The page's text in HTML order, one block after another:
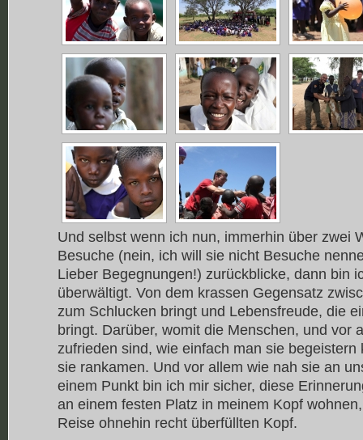
Und selbst wenn ich nun, immerhin über zwei
Besuche (nein, ich will sie nicht Besuche
Lieber Begegnungen!) zurückblicke, dann bin
überwältigt. Von dem krassen Gegensatz
zum Schlucken bringt und Lebensfreude, die
bringt. Darüber, womit die Menschen, und vor
zufrieden sind, wie einfach man sie
sie rankamen. Und vor allem wie nah sie an
einem Punkt bin ich mir sicher, diese
an einem festen Platz in meinem Kopf
Reise ohnehin recht überfüllten Kopf.